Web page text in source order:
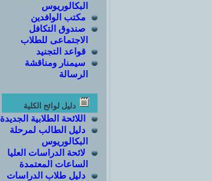
البكالوريوس
مكتب الوافدين
صندوق التكافل
الاجتماعى للطلاب
قواعد التجنيد
سيمنار ومناقشة
الرسالة
دليل لوائح الكلية
اللائحة الطلابية الجديدة
دليل الطالب لمرحلة
البكالوريوس
لائحة الدراسات العليا
الساعات المعتمدة
دليل طلاب الدراسات